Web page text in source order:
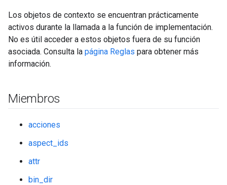
Los objetos de contexto se encuentran prácticamente
activos durante la llamada a la función de implementación.
No es útil acceder a estos objetos fuera de su función
asociada. Consulta la página Reglas para obtener más
información.
Miembros
acciones
aspect_ids
attr
bin_dir